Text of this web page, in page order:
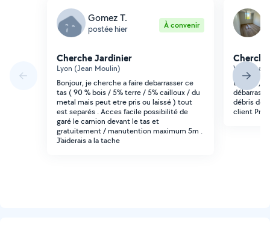
Gomez T.
postée hier À convenir
Cherche Jardinier
Lyon (Jean Moulin)
Bonjour, je cherche a faire debarrasser ce
tas ( 90 % bois / 5% terre / 5% cailloux / du
metal mais peut etre pris ou laissé ) tout
est separés . Acces facile possibilité de
garé le camion devant le tas et
gratuitement / manutention maximum 5m .
J'aiderais a la tache
Bonjour,
débris des
client